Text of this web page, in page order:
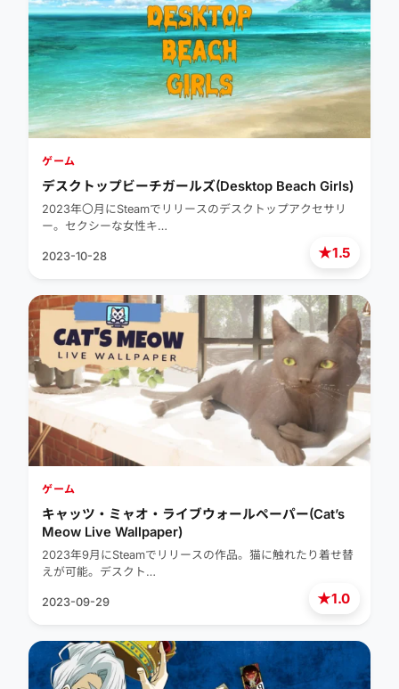
★1.5
ゲーム
デスクトップビーチガールズ(Desktop Beach Girls)
2023年〇月にSteamでリリースのデスクトップアクセサリ
ー。セクシーな女性キ…
2023-10-28
★1.0
ゲーム
キャッツ・ミャオ・ライブウォールペーパー(Cat’s
Meow Live Wallpaper)
2023年9月にSteamでリリースの作品。猫に触れたり着せ替
えが可能。デスクト…
2023-09-29